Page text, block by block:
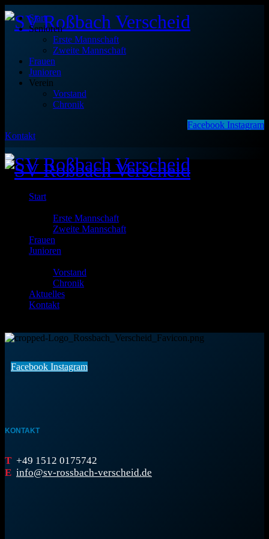
Start
Senioren
Erste Mannschaft
Zweite Mannschaft
Frauen
Junioren
Verein
Vorstand
Chronik
Facebook Instagram
Kontakt
Start
Erste Mannschaft
Zweite Mannschaft
Frauen
Junioren
Vorstand
Chronik
Aktuelles
Kontakt
Facebook Instagram
KONTAKT
T +49 1512 0175742
E info@sv-rossbach-verscheid.de